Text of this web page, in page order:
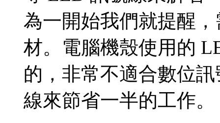
為一開始我們就提醒
材。電腦機殼使用的
的，非常不適合數位
線來節省一半的工作。